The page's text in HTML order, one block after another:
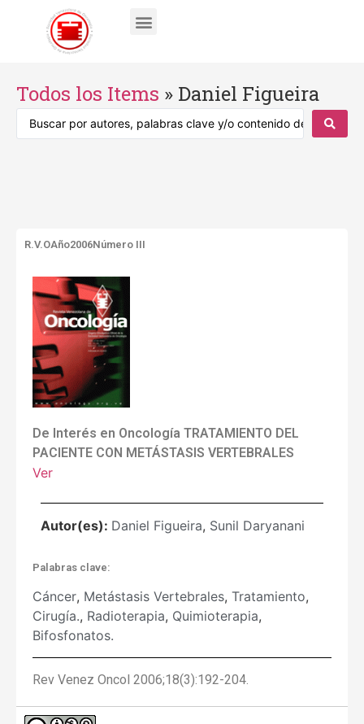
Todos los Items » Daniel Figueira
R.V.OAño2006Número III
De Interés en Oncología TRATAMIENTO DEL
PACIENTE CON METÁSTASIS VERTEBRALES
Ver
Autor(es): Daniel Figueira, Sunil Daryanani
Palabras clave:
Cáncer, Metástasis Vertebrales, Tratamiento,
Cirugía., Radioterapia, Quimioterapia,
Bifosfonatos.
Rev Venez Oncol 2006;18(3):192-204.